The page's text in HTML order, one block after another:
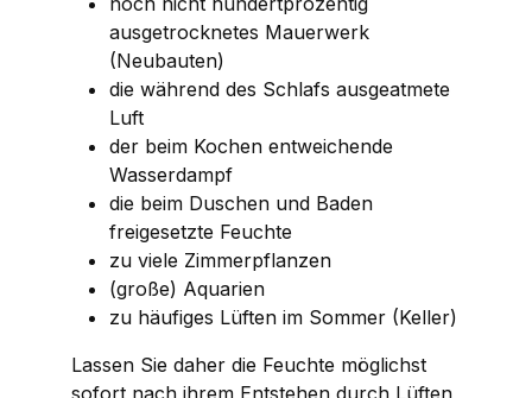
ausgetrocknetes Mauerwerk
(Neubauten)
die während des Schlafs ausgeatmete
Luft
der beim Kochen entweichende
Wasserdampf
die beim Duschen und Baden
freigesetzte Feuchte
zu viele Zimmerpflanzen
(große) Aquarien
zu häufiges Lüften im Sommer (Keller)
Lassen Sie daher die Feuchte möglichst
sofort nach ihrem Entstehen durch Lüften